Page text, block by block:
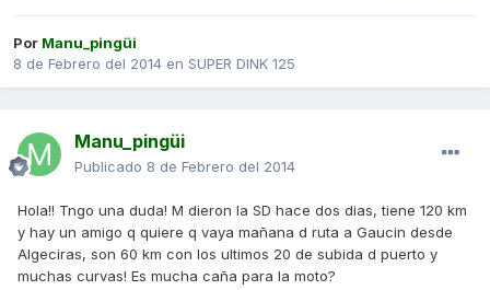
Por Manu_pingüi
8 de Febrero del 2014 en SUPER DINK 125
Manu_pingüi
Publicado 8 de Febrero del 2014
Hola!! Tngo una duda! M dieron la SD hace dos dias, tiene 120 km
y hay un amigo q quiere q vaya mañana d ruta a Gaucin desde
Algeciras, son 60 km con los ultimos 20 de subida d puerto y
muchas curvas! Es mucha caña para la moto?